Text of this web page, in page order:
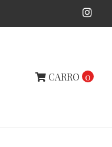
CARRO 0